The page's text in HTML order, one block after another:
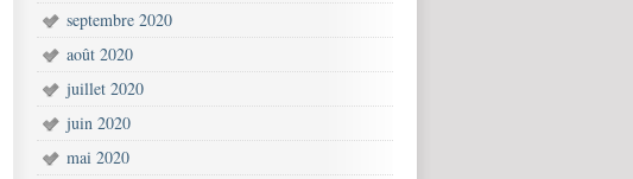
septembre 2020
août 2020
juillet 2020
juin 2020
mai 2020